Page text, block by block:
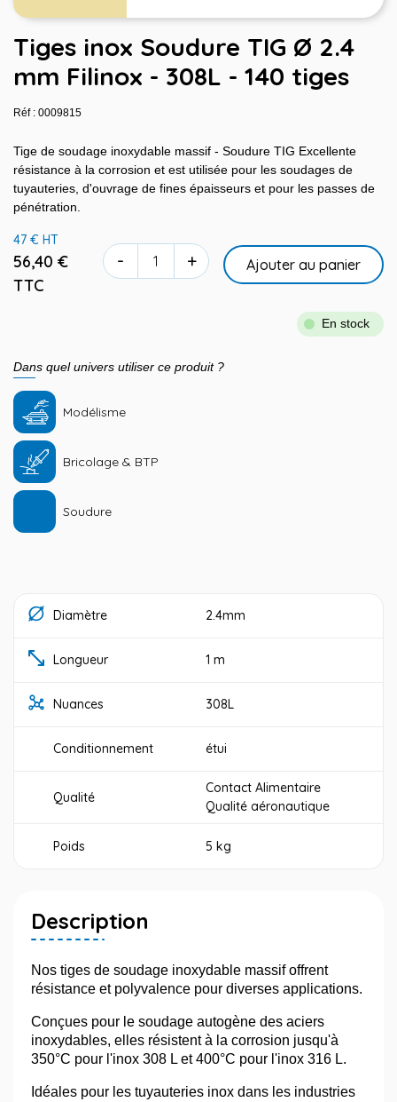
Tiges inox Soudure TIG Ø 2.4
mm Filinox - 308L - 140 tiges
Réf : 0009815
Tige de soudage inoxydable massif - Soudure TIG Excellente
résistance à la corrosion et est utilisée pour les soudages de
tuyauteries, d'ouvrage de fines épaisseurs et pour les passes de
pénétration.
47 € HT
56,40 €
TTC
- + Ajouter au panier
En stock
Dans quel univers utiliser ce produit ?
Modélisme
Bricolage & BTP
Soudure
Diamètre 2.4mm
Longueur 1 m
Nuances 308L
Conditionnement étui
Qualité
Contact Alimentaire
Qualité aéronautique
Poids 5 kg
Description
Nos tiges de soudage inoxydable massif offrent
résistance et polyvalence pour diverses applications.
Conçues pour le soudage autogène des aciers
inoxydables, elles résistent à la corrosion jusqu'à
350°C pour l'inox 308 L et 400°C pour l'inox 316 L.
Idéales pour les tuyauteries inox dans les industries